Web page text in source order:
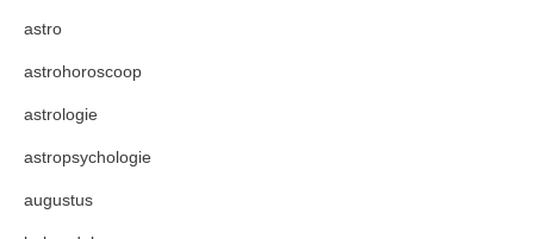
astro
astrohoroscoop
astrologie
astropsychologie
augustus